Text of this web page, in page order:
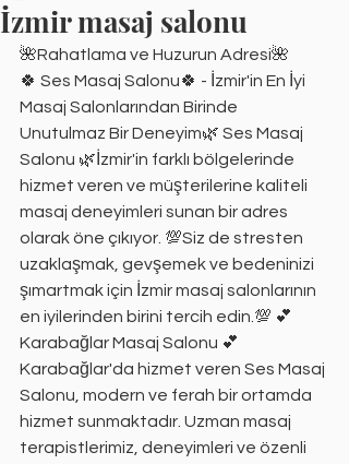
İzmir masaj salonu
🌺Rahatlama ve Huzurun Adresi🌺
🍀 Ses Masaj Salonu🍀 - İzmir'in En İyi
Masaj Salonlarından Birinde
Unutulmaz Bir Deneyim🌿 Ses Masaj
Salonu 🌿İzmir'in farklı bölgelerinde
hizmet veren ve müşterilerine kaliteli
masaj deneyimleri sunan bir adres
olarak öne çıkıyor. 💯Siz de stresten
uzaklaşmak, gevşemek ve bedeninizi
şımartmak için İzmir masaj salonlarının
en iyilerinden birini tercih edin.💯 💕
Karabağlar Masaj Salonu 💕
Karabağlar'da hizmet veren Ses Masaj
Salonu, modern ve ferah bir ortamda
hizmet sunmaktadır. Uzman masaj
terapistlerimiz, deneyimleri ve özenli